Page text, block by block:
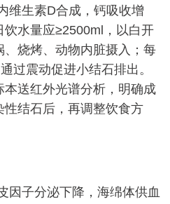
维生素D合成，钙吸收增
水量应≥2500ml，以白开
烧烤、动物内脏摄入；每
过震动促进小结石排出。
送红外光谱分析，明确成
结石后，再调整饮食方
因子分泌下降，海绵体供血